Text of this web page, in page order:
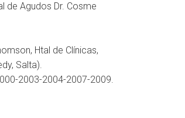
de Agudos Dr. Cosme
Htal de Clínicas,
Salta).
2003-2004-2007-2009.